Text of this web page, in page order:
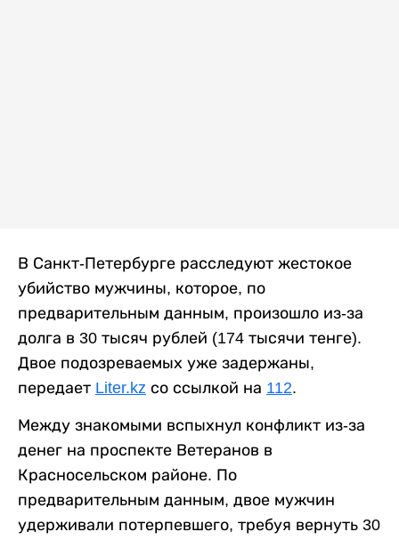
В Санкт-Петербурге расследуют жестокое
убийство мужчины, которое, по
предварительным данным, произошло из-за
долга в 30 тысяч рублей (174 тысячи тенге).
Двое подозреваемых уже задержаны,
передает Liter.kz со ссылкой на 112.
Между знакомыми вспыхнул конфликт из-за
денег на проспекте Ветеранов в
Красносельском районе. По
предварительным данным, двое мужчин
удерживали потерпевшего, требуя вернуть 30